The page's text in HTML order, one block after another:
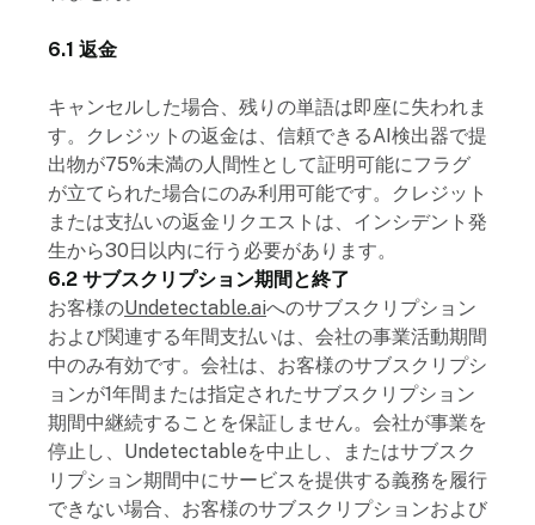
6.1 返金
キャンセルした場合、残りの単語は即座に失われま
す。クレジットの返金は、信頼できるAI検出器で提
出物が75%未満の人間性として証明可能にフラグ
が立てられた場合にのみ利用可能です。クレジット
または支払いの返金リクエストは、インシデント発
生から30日以内に行う必要があります。
6.2 サブスクリプション期間と終了
お客様のUndetectable.aiへのサブスクリプション
および関連する年間支払いは、会社の事業活動期間
中のみ有効です。会社は、お客様のサブスクリプシ
ョンが1年間または指定されたサブスクリプション
期間中継続することを保証しません。会社が事業を
停止し、Undetectableを中止し、またはサブスク
リプション期間中にサービスを提供する義務を履行
できない場合、お客様のサブスクリプションおよび